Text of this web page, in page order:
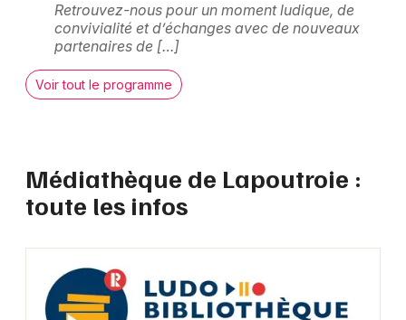
Artistes en tournée
Actus à Colmar
Magazine à Colmar
Restaurants
Retrouvez-nous pour un moment ludique, de
convivialité et d’échanges avec de nouveaux
partenaires de […]
Voir tout le programme
Médiathèque de Lapoutroie :
toute les infos